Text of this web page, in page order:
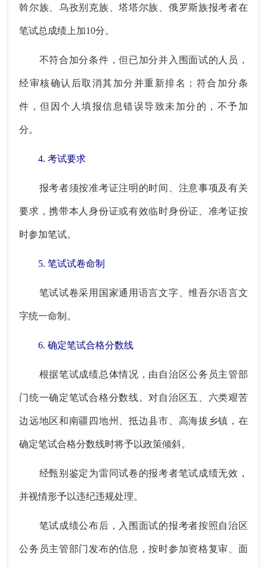
斡尔族、乌孜别克族、塔塔尔族、俄罗斯族报考者在
笔试总成绩上加10分。
不符合加分条件，但已加分并入围面试的人员，
经审核确认后取消其加分并重新排名；符合加分条
件，但因个人填报信息错误导致未加分的，不予加
分。
4. 考试要求
报考者须按准考证注明的时间、注意事项及有关
要求，携带本人身份证或有效临时身份证、准考证按
时参加笔试。
5. 笔试试卷命制
笔试试卷采用国家通用语言文字、维吾尔语言文
字统一命制。
6. 确定笔试合格分数线
根据笔试成绩总体情况，由自治区公务员主管部
门统一确定笔试合格分数线。对自治区五、六类艰苦
边远地区和南疆四地州、抵边县市、高海拔乡镇，在
确定笔试合格分数线时将予以政策倾斜。
经甄别鉴定为雷同试卷的报考者笔试成绩无效，
并视情形予以违纪违规处理。
笔试成绩公布后，入围面试的报考者按照自治区
公务员主管部门发布的信息，按时参加资格复审、面